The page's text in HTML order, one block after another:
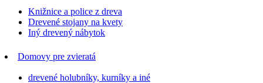
Knižnice a police z dreva
Drevené stojany na kvety
Iný drevený nábytok
Domovy pre zvieratá
drevené holubníky, kurníky a iné